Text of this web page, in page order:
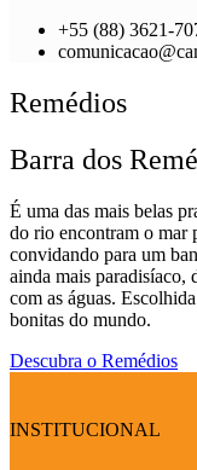
+55 (88) 3621-
Remédios
Barra dos
É uma das mais belas
do rio encontram o mar
convidando para um
ainda mais paradisíaco,
com as águas.
bonitas do mundo.
Descubra o Remédios
INSTITUCIONAL